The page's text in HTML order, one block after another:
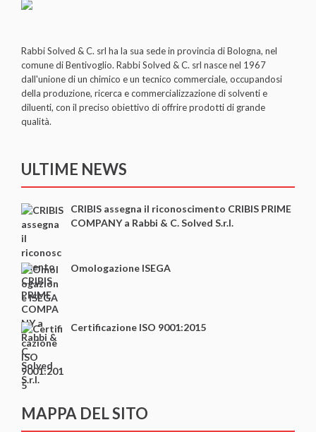
Rabbi Solved & C. srl ha la sua sede in provincia di Bologna, nel
comune di Bentivoglio. Rabbi Solved & C. srl nasce nel 1967
dall'unione di un chimico e un tecnico commerciale, occupandosi
della produzione, ricerca e commercializzazione di solventi e
diluenti, con il preciso obiettivo di offrire prodotti di grande
qualità.
ULTIME NEWS
CRIBIS assegna il riconoscimento CRIBIS PRIME
COMPANY a Rabbi & C. Solved S.r.l.
Omologazione ISEGA
Certificazione ISO 9001:2015
MAPPA DEL SITO